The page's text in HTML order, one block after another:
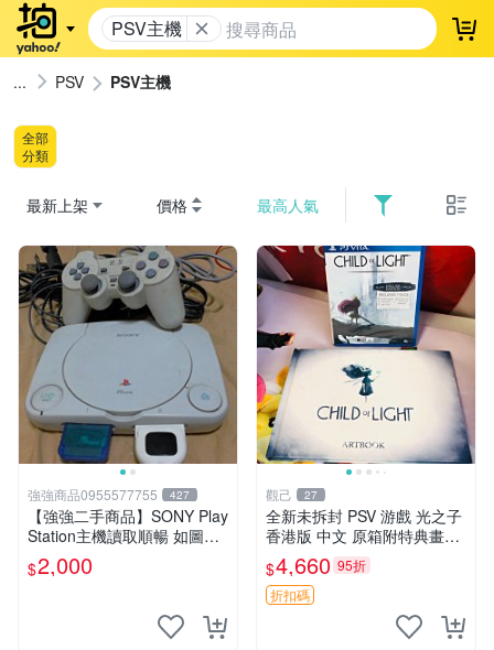
PSV主機 登
PSV PSV主機
全部
分類
最新上架 價格 最高人氣
強強商品0955577755 427
【強強二手商品】SONY Play
Station主機讀取順暢 如圖全
部 ! 外觀完整乾淨
$2,000
觀己 27
全新未拆封 PSV 游戲 光之子
香港版 中文 原箱附特典畫冊
輝耀上市嚴選商品 光之子 港
版 PSV 特典畫冊
$4,660 95折
折扣碼